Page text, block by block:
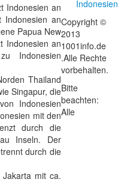
Indonesien an
Indonesien an
Papua New
Indonesien an
Indonesien
Thailand
Singapur, die
Indonesien
mit den
durch die
Inseln. Der
durch die
mit ca.
Indonesien
Copyright ©
2013
1001info.de
.Alle Rechte
vorbehalten.
Bitte
beachten:
Alle